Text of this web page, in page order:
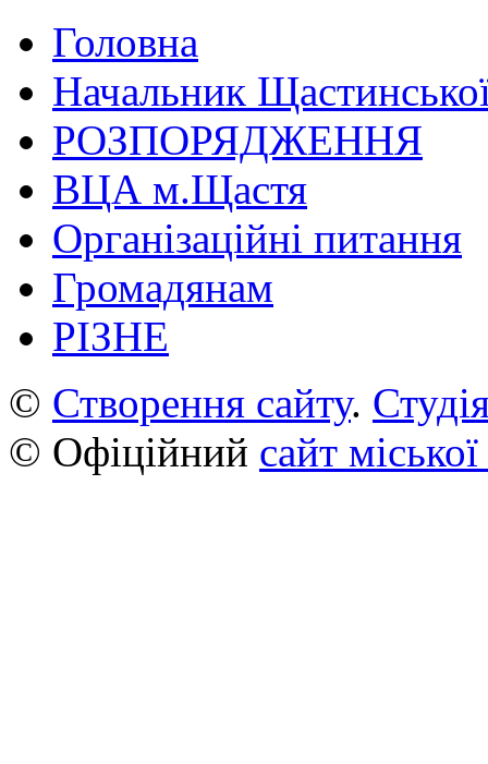
Головна
Начальник
РОЗПОРЯДЖЕННЯ
ВЦА м.Щастя
Організаційні питання
Громадянам
РІЗНЕ
© Створення сайту.
© Офіційний сайт